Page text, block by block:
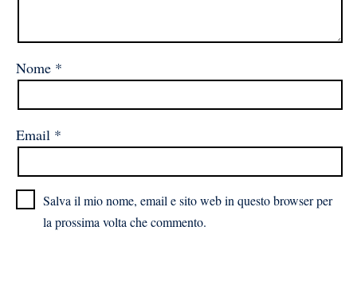
Nome *
Email *
Salva il mio nome, email e sito web in questo browser per
la prossima volta che commento.